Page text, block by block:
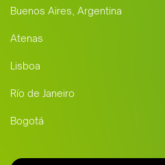
Buenos Aires, Argentina
Atenas
Lisboa
Río de Janeiro
Bogotá